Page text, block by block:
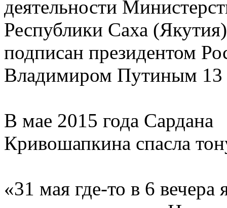
деятельности
Республики Саха
подписан президентом
Владимиром Путиным 13
В мае 2015 года Сардана
Кривошапкина спасла
«31 мая где-то в 6 вечера